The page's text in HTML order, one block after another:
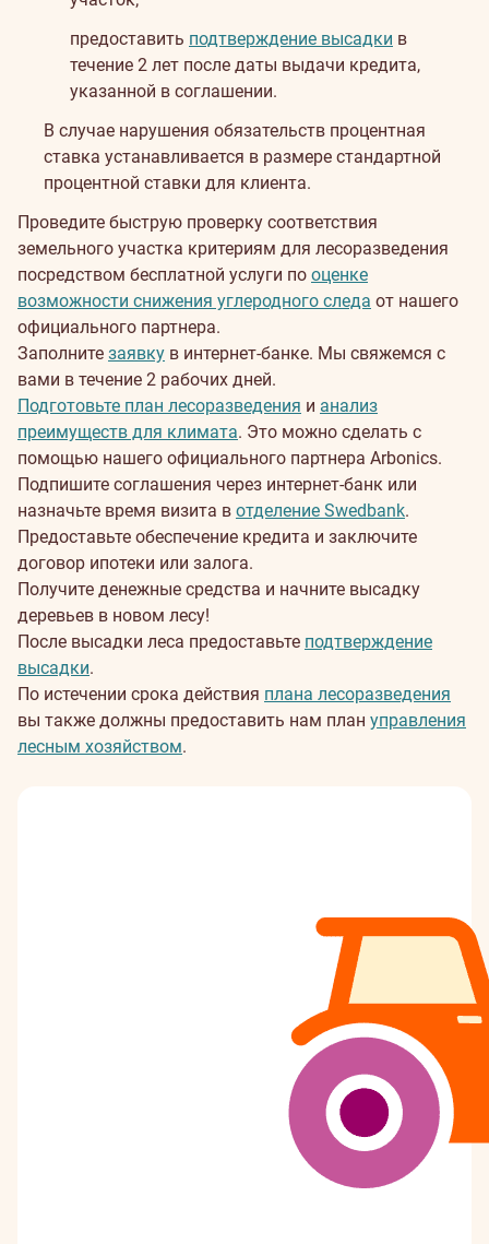
предоставить подтверждение высадки в
течение 2 лет после даты выдачи кредита,
указанной в соглашении.
В случае нарушения обязательств процентная
ставка устанавливается в размере стандартной
процентной ставки для клиента.
Проведите быструю проверку соответствия
земельного участка критериям для лесоразведения
посредством бесплатной услуги по оценке
возможности снижения углеродного следа от нашего
официального партнера.
Заполните заявку в интернет-банке. Мы свяжемся с
вами в течение 2 рабочих дней.
Подготовьте план лесоразведения и анализ
преимуществ для климата. Это можно сделать с
помощью нашего официального партнера Arbonics.
Подпишите соглашения через интернет-банк или
назначьте время визита в отделение Swedbank.
Предоставьте обеспечение кредита и заключите
договор ипотеки или залога.
Получите денежные средства и начните высадку
деревьев в новом лесу!
После высадки леса предоставьте подтверждение
высадки.
По истечении срока действия плана лесоразведения
вы также должны предоставить нам план управления
лесным хозяйством.